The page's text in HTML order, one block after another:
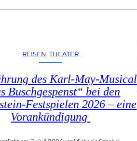
REISEN, THEATER
des Karl-May-Musical
Buschgespenst“ bei den
Festspielen 2026 – eine
Vorankündigung